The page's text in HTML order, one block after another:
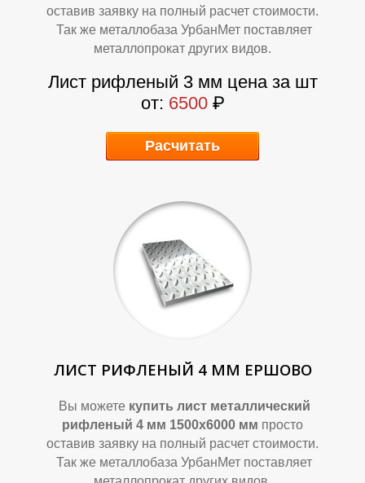
Т
оставив заявку на полный расчет стоимости.
Так же металлобаза УрбанМет поставляет
металлопрокат других видов.
Лист рифленый 3 мм цена за шт
от: 6500 ₽
Расчитать
ЛИСТ РИФЛЕНЫЙ 4 ММ ЕРШОВО
Вы можете купить лист металлический
рифленый 4 мм 1500х6000 мм просто
оставив заявку на полный расчет стоимости.
Так же металлобаза УрбанМет поставляет
Т